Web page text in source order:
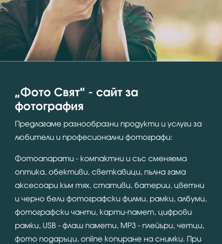
“Фото Свят” - сайт за
фотография
Предлагаме разнообразни продукти и услуги за
любители и професионални фотографи:
Фотоапарати - компактни и със сменяема
оптика, обективи, светкавици, пълна гама
аксесоари към тях, стативи, батерии, цветни
и черно бели фотографски филми, рамки, албуми,
фотографски чанти, карти-памет, цифрови
рамки, USB - флаш памети, MP3 - плейъри, четци,
фото подаръци, online копиране на снимки. При